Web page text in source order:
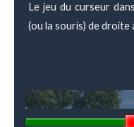
Le jeu du curseur
(ou la souris) de droite